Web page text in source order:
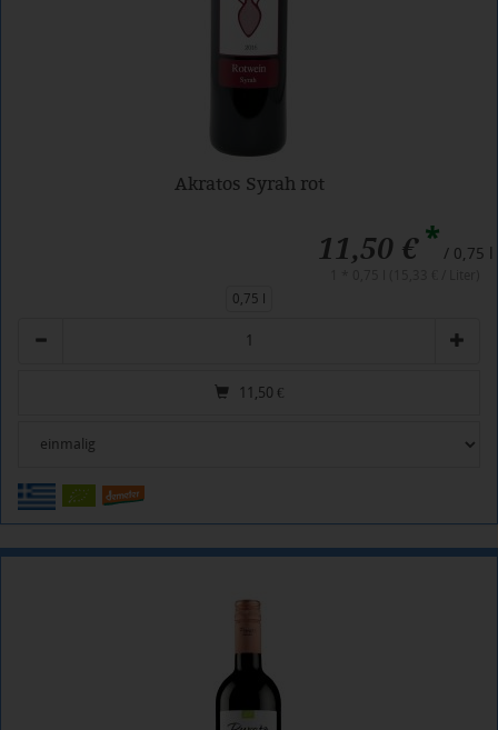
Akratos Syrah rot
11,50 €* / 0,75 l
0,75 l
11,50 €